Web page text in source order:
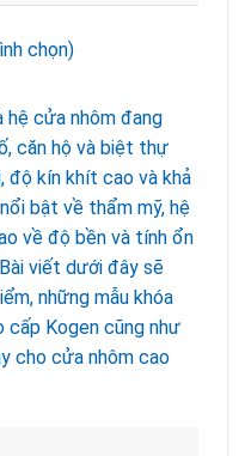
chọn)
hệ cửa nhôm đang
căn hộ và biệt thự
độ kín khít cao và khả
bật về thẩm mỹ, hệ
về độ bền và tính ổn
viết dưới đây sẽ
những mẫu khóa
cấp Kogen cũng như
cho cửa nhôm cao